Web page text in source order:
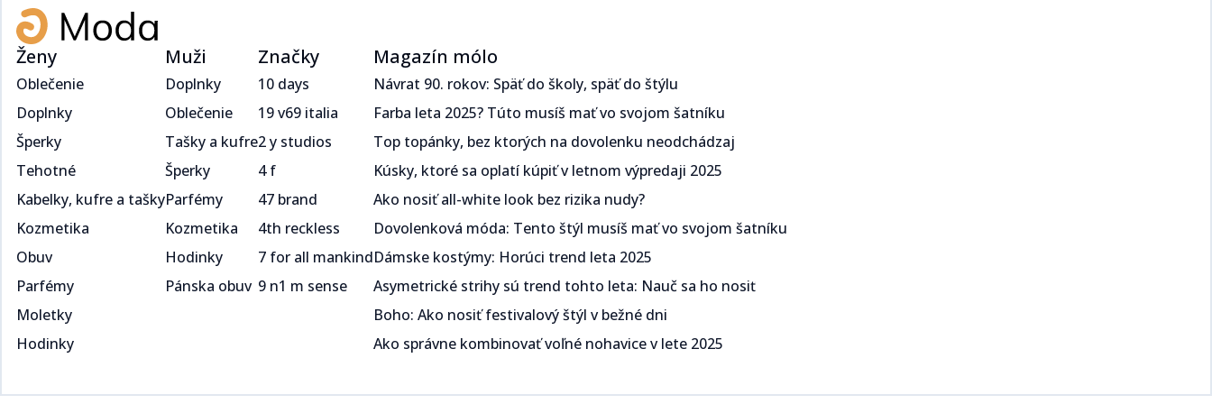
Ženy
Oblečenie
Doplnky
Šperky
Tehotné
Kabelky, kufre a tašky
Kozmetika
Obuv
Parfémy
Moletky
Hodinky
Muži
Doplnky
Oblečenie
Tašky a kufre
Šperky
Parfémy
Kozmetika
Hodinky
Pánska obuv
Značky
10 days
19 v69 italia
2 y studios
4 f
47 brand
4th reckless
7 for all mankind
9 n1 m sense
Magazín mólo
Návrat 90. rokov: Späť do školy, späť do štýlu​​​​‌ ‍ ​‍​‍‌‍ ‌ ​‍‌‍‍‌‌‍‌ ‌‍‍‌‌‍ ‍​‍​‍​ ‍‍​‍​‍‌ ​ ‌‍​‌‌‍ ‍‌‍‍‌‌ ‌​‌ ‍‌​‍ ‍‌‍‍‌‌‍ ​‍​‍​‍ ​​‍​‍‌‍‍​‌ ​‍‌‍‌‌‌‍‌‍​‍​‍​ ‍‍​‍​‍‌‍‍​‌ ‌​‌ ‌​‌ ​​​ ‍‍​‍ ​‍ ‌‍ ​‌‍ ‌‍​ ‌‍​‌‌‍ ​‌‍‍​‌‍ ‌ ​ ‌ ‌​​ ‍‍​ ​ ​ ​​​ ​​​ ​​​‍ ‌ ​ ‌ ‌​‌ ‌‌‌‍‌​‌‍‍‌‌‍ ​‍ ‌‍‍‌‌‍ ‍‌ ‌​‌‍‌‌‌‍ ‍‌ ‌​​‍ ‌‍‌‌‌‍‌​‌‍‍‌‌ ‌​​‍ ‌‍ ‌‌‍ ‌‍‌​‌‍‌‌​ ‌‌ ​​‌ ​‍‌‍‌‌‌ ​ ‌‍‌‌‌‍ ‍‌ ‌​‌‍​‌‌ ‌​‌‍‍‌‌‍ ‌‍ ‍​ ‍ ‌‍‍‌‌‍‌​​ ‌​ ​‍‌‍​ ‌‍​ ‌‍‌​​ ‍​​ ‍​​ ‌‌​ ​‌​‍ ‌​ ‍​​ ​ ‌‍​‌​ ​‌​‍ ‌​ ‌​‌‍‌​​ ​‌​ ​‍​‍ ‌‌‍​‌‌‍​‌​ ​​​ ​​​‍ ‌​ ‍‌​ ‌ ​ ​‌‌‍​ ​ ​‌​ ​‌‌‍​‍‌‍‌​​ ​‍‌‍‌​‌‍‌‍​ ‌ ​ ‍ ‌ ‌​‌ ‍‌‌ ​​‌‍‌‌​ ‌‌ ​​‌‍ ‌ ​ ‌ ‌​​ ‍ ‌ ​​‌‍​‌‌ ‌​‌‍‍​​ ‌‌ ‌​‌‍‍‌‌ ‌​‌‍ ​‌‍‌‌​ ‌‍​‍‌‍​‌‌ ​ ‌‍‌‌‌‌‌‌‌ ​‍‌‍ ​​ ‌‌‍‍​‌ ‌​‌ ‌​‌ ​​​‍‌‌​ ​ ‌​​‌​‍‌‌​ ​‍‌​‌‍​‍‌‌​ ​‍‌​‌‍‌‍ ​‌‍ ‌‍​ ‌‍​‌‌‍ ​‌‍‍​‌‍ ‌ ​ ‌ ‌​​‍‌‌​ ​ ‌​​‌​ ​ ​ ​​​ ​​​ ​​​‍‌‌​ ​‍‌​‌‍‌ ​ ‌ ‌​‌ ‌‌‌‍‌​‌‍‍‌‌‍ ​‍‌‍‌‍‍‌‌‍‌​​ ‌​ ​‍‌‍​ ‌‍​ ‌‍‌​​ ‍​​ ‍​​ ‌‌​ ​‌​‍ ‌​ ‍​​ ​ ‌‍​‌​ ​‌​‍ ‌​ ‌​‌‍‌​​ ​‌​ ​‍​‍ ‌‌‍​‌‌‍​‌​ ​​​ ​​​‍ ‌​ ‍‌​ ‌ ​ ​‌‌‍​ ​ ​‌​ ​‌‌‍​‍‌‍‌​​ ​‍‌‍‌​‌‍‌‍​ ‌ ​‍‌‍‌ ‌​‌ ‍‌‌ ​​‌‍‌‌​ ‌‌ ​​‌‍ ‌ ​ ‌ ‌​​‍‌‍‌ ​​‌‍​‌‌ ‌​‌‍‍​​ ‌‌ ‌​‌‍‍‌‌ ‌​‌‍ ​‌‍‌‌​‍‌‍‌ ​​‌‍‌‌‌ ​‍‌ ​ ‌ ​​‌‍‌‌‌‍​ ‌ ‌​‌‍‍‌‌ ‌‍‌‍‌‌​ ‌‌ ​​‌ ‌‌‌‍​‍‌‍ ​‌‍‍‌‌ ​ ‌‍‍​‌‍‌‌‌‍‌​​‍​‍‌ ‌
Farba leta 2025? Túto musíš mať vo svojom šatníku ​​​​‌ ‍ ​‍​‍‌‍ ‌ ​‍‌‍‍‌‌‍‌ ‌‍‍‌‌‍ ‍​‍​‍​ ‍‍​‍​‍‌ ​ ‌‍​‌‌‍ ‍‌‍‍‌‌ ‌​‌ ‍‌​‍ ‍‌‍‍‌‌‍ ​‍​‍​‍ ​​‍​‍‌‍‍​‌ ​‍‌‍‌‌‌‍‌‍​‍​‍​ ‍‍​‍​‍‌‍‍​‌ ‌​‌ ‌​‌ ​​​ ‍‍​‍ ​‍ ‌‍ ​‌‍ ‌‍​ ‌‍​‌‌‍ ​‌‍‍​‌‍ ‌ ​ ‌ ‌​​ ‍‍​ ​ ​ ​​​ ​​​ ​​​‍ ‌ ​ ‌ ‌​‌ ‌‌‌‍‌​‌‍‍‌‌‍ ​‍ ‌‍‍‌‌‍ ‍‌ ‌​‌‍‌‌‌‍ ‍‌ ‌​​‍ ‌‍‌‌‌‍‌​‌‍‍‌‌ ‌​​‍ ‌‍ ‌‌‍ ‌‍‌​‌‍‌‌​ ‌‌ ​​‌ ​‍‌‍‌‌‌ ​ ‌‍‌‌‌‍ ‍‌ ‌​‌‍​‌‌ ‌​‌‍‍‌‌‍ ‌‍ ‍​ ‍ ‌‍‍‌‌‍‌​​ ‌​ ​‌‌‍​‌​ ‌​​ ‌‍​ ​​‌‍​‌​ ​‍‌‍​‍​‍ ‌​ ‍​‌‍​‍‌‍​‍‌‍‌‍​‍ ‌​ ‌​‌‍‌‍​ ​​​ ​‍​‍ ‌‌‍​‌‌‍​‍​ ‌ ‌‍‌‍​‍ ‌‌‍‌‍​ ‍‌‌‍​ ‌‍​‍​ ‍‌​ ‍‌‌‍‌‌​ ​​‌‍‌‍​ ​ ‌‍‌​​ ​‍​ ‍ ‌ ‌​‌ ‍‌‌ ​​‌‍‌‌​ ‌‌ ​​‌‍ ‌ ​ ‌ ‌​​ ‍ ‌ ​​‌‍​‌‌ ‌​‌‍‍​​ ‌‌ ‌​‌‍‍‌‌ ‌​‌‍ ​‌‍‌‌​ ‌‍​‍‌‍​‌‌ ​ ‌‍‌‌‌‌‌‌‌ ​‍‌‍ ​​ ‌‌‍‍​‌ ‌​‌ ‌​‌ ​​​‍‌‌​ ​ ‌​​‌​‍‌‌​ ​‍‌​‌‍​‍‌‌​ ​‍‌​‌‍‌‍ ​‌‍ ‌‍​ ‌‍​‌‌‍ ​‌‍‍​‌‍ ‌ ​ ‌ ‌​​‍‌‌​ ​ ‌​​‌​ ​ ​ ​​​ ​​​ ​​​‍‌‌​ ​‍‌​‌‍‌ ​ ‌ ‌​‌ ‌‌‌‍‌​‌‍‍‌‌‍ ​‍‌‍‌‍‍‌‌‍‌​​ ‌​ ​‌‌‍​‌​ ‌​​ ‌‍​ ​​‌‍​‌​ ​‍‌‍​‍​‍ ‌​ ‍​‌‍​‍‌‍​‍‌‍‌‍​‍ ‌​ ‌​‌‍‌‍​ ​​​ ​‍​‍ ‌‌‍​‌‌‍​‍​ ‌ ‌‍‌‍​‍ ‌‌‍‌‍​ ‍‌‌‍​ ‌‍​‍​ ‍‌​ ‍‌‌‍‌‌​ ​​‌‍‌‍​ ​ ‌‍‌​​ ​‍​‍‌‍‌ ‌​‌ ‍‌‌ ​​‌‍‌‌​ ‌‌ ​​‌‍ ‌ ​ ‌ ‌​​‍‌‍‌ ​​‌‍​‌‌ ‌​‌‍‍​​ ‌‌ ‌​‌‍‍‌‌ ‌​‌‍ ​‌‍‌‌​‍‌‍‌ ​​‌‍‌‌‌ ​‍‌ ​ ‌ ​​‌‍‌‌‌‍​ ‌ ‌​‌‍‍‌‌ ‌‍‌‍‌‌​ ‌‌ ​​‌ ‌‌‌‍​‍‌‍ ​‌‍‍‌‌ ​ ‌‍‍​‌‍‌‌‌‍‌​​‍​‍‌ ‌
Top topánky, bez ktorých na dovolenku neodchádzaj​​​​‌ ‍ ​‍​‍‌‍ ‌ ​‍‌‍‍‌‌‍‌ ‌‍‍‌‌‍ ‍​‍​‍​ ‍‍​‍​‍‌ ​ ‌‍​‌‌‍ ‍‌‍‍‌‌ ‌​‌ ‍‌​‍ ‍‌‍‍‌‌‍ ​‍​‍​‍ ​​‍​‍‌‍‍​‌ ​‍‌‍‌‌‌‍‌‍​‍​‍​ ‍‍​‍​‍‌‍‍​‌ ‌​‌ ‌​‌ ​​​ ‍‍​‍ ​‍ ‌‍ ​‌‍ ‌‍​ ‌‍​‌‌‍ ​‌‍‍​‌‍ ‌ ​ ‌ ‌​​ ‍‍​ ​ ​ ​​​ ​​​ ​​​‍ ‌ ​ ‌ ‌​‌ ‌‌‌‍‌​‌‍‍‌‌‍ ​‍ ‌‍‍‌‌‍ ‍‌ ‌​‌‍‌‌‌‍ ‍‌ ‌​​‍ ‌‍‌‌‌‍‌​‌‍‍‌‌ ‌​​‍ ‌‍ ‌‌‍ ‌‍‌​‌‍‌‌​ ‌‌ ​​‌ ​‍‌‍‌‌‌ ​ ‌‍‌‌‌‍ ‍‌ ‌​‌‍​‌‌ ‌​‌‍‍‌‌‍ ‌‍ ‍​ ‍ ‌‍‍‌‌‍‌​​ ‌​ ​‌​ ‍‌​ ​‍‌‍​ ​ ‌ ​ ​‌​ ‌‌​ ​‍​‍ ‌‌‍​‌‌‍​‌​ ‍​‌‍​‍​‍ ‌​ ‌​​ ‌‌​ ‍‌‌‍‌‍​‍ ‌‌‍​‌​ ‍​​ ‌ ​ ‍​​‍ ‌​ ‍‌​ ‌ ​ ​​​ ‍‌‌‍​ ​ ‍​​ ‍‌​ ​‍​ ​​‌‍‌‍‌‍​‍‌‍‌‌​ ‍ ‌ ‌​‌ ‍‌‌ ​​‌‍‌‌​ ‌‌ ​​‌‍ ‌ ​ ‌ ‌​​ ‍ ‌ ​​‌‍​‌‌ ‌​‌‍‍​​ ‌‌ ‌​‌‍‍‌‌ ‌​‌‍ ​‌‍‌‌​ ‌‍​‍‌‍​‌‌ ​ ‌‍‌‌‌‌‌‌‌ ​‍‌‍ ​​ ‌‌‍‍​‌ ‌​‌ ‌​‌ ​​​‍‌‌​ ​ ‌​​‌​‍‌‌​ ​‍‌​‌‍​‍‌‌​ ​‍‌​‌‍‌‍ ​‌‍ ‌‍​ ‌‍​‌‌‍ ​‌‍‍​‌‍ ‌ ​ ‌ ‌​​‍‌‌​ ​ ‌​​‌​ ​ ​ ​​​ ​​​ ​​​‍‌‌​ ​‍‌​‌‍‌ ​ ‌ ‌​‌ ‌‌‌‍‌​‌‍‍‌‌‍ ​‍‌‍‌‍‍‌‌‍‌​​ ‌​ ​‌​ ‍‌​ ​‍‌‍​ ​ ‌ ​ ​‌​ ‌‌​ ​‍​‍ ‌‌‍​‌‌‍​‌​ ‍​‌‍​‍​‍ ‌​ ‌​​ ‌‌​ ‍‌‌‍‌‍​‍ ‌‌‍​‌​ ‍​​ ‌ ​ ‍​​‍ ‌​ ‍‌​ ‌ ​ ​​​ ‍‌‌‍​ ​ ‍​​ ‍‌​ ​‍​ ​​‌‍‌‍‌‍​‍‌‍‌‌​‍‌‍‌ ‌​‌ ‍‌‌ ​​‌‍‌‌​ ‌‌ ​​‌‍ ‌ ​ ‌ ‌​​‍‌‍‌ ​​‌‍​‌‌ ‌​‌‍‍​​ ‌‌ ‌​‌‍‍‌‌ ‌​‌‍ ​‌‍‌‌​‍‌‍‌ ​​‌‍‌‌‌ ​‍‌ ​ ‌ ​​‌‍‌‌‌‍​ ‌ ‌​‌‍‍‌‌ ‌‍‌‍‌‌​ ‌‌ ​​‌ ‌‌‌‍​‍‌‍ ​‌‍‍‌‌ ​ ‌‍‍​‌‍‌‌‌‍‌​​‍​‍‌ ‌
Kúsky, ktoré sa oplatí kúpiť v letnom výpredaji 2025​​​​‌ ‍ ​‍​‍‌‍ ‌ ​‍‌‍‍‌‌‍‌ ‌‍‍‌‌‍ ‍​‍​‍​ ‍‍​‍​‍‌ ​ ‌‍​‌‌‍ ‍‌‍‍‌‌ ‌​‌ ‍‌​‍ ‍‌‍‍‌‌‍ ​‍​‍​‍ ​​‍​‍‌‍‍​‌ ​‍‌‍‌‌‌‍‌‍​‍​‍​ ‍‍​‍​‍‌‍‍​‌ ‌​‌ ‌​‌ ​​​ ‍‍​‍ ​‍ ‌‍ ​‌‍ ‌‍​ ‌‍​‌‌‍ ​‌‍‍​‌‍ ‌ ​ ‌ ‌​​ ‍‍​ ​ ​ ​​​ ​​​ ​​​‍ ‌ ​ ‌ ‌​‌ ‌‌‌‍‌​‌‍‍‌‌‍ ​‍ ‌‍‍‌‌‍ ‍‌ ‌​‌‍‌‌‌‍ ‍‌ ‌​​‍ ‌‍‌‌‌‍‌​‌‍‍‌‌ ‌​​‍ ‌‍ ‌‌‍ ‌‍‌​‌‍‌‌​ ‌‌ ​​‌ ​‍‌‍‌‌‌ ​ ‌‍‌‌‌‍ ‍‌ ‌​‌‍​‌‌ ‌​‌‍‍‌‌‍ ‌‍ ‍​ ‍ ‌‍‍‌‌‍‌​​ ‌‌‍​‌‌‍​‍​ ​ ​ ‌​‌‍‌​‌‍‌‌​ ​ ‌‍‌​​‍ ‌​ ‍‌​ ​‌​ ‍‌​ ​‍​‍ ‌​ ‌​‌‍​‌​ ​‌​ ‍​​‍ ‌‌‍​‌​ ‌‌​ ‍​‌‍‌‌​‍ ‌‌‍‌‍​ ‌‌‌‍​‌‌‍​‌​ ​‌‌‍​ ​ ‍‌​ ‌ ‌‍‌​‌‍​‌​ ​​‌‍​ ​ ‍ ‌ ‌​‌ ‍‌‌ ​​‌‍‌‌​ ‌‌ ​​‌‍ ‌ ​ ‌ ‌​​ ‍ ‌ ​​‌‍​‌‌ ‌​‌‍‍​​ ‌‌ ‌​‌‍‍‌‌ ‌​‌‍ ​‌‍‌‌​ ‌‍​‍‌‍​‌‌ ​ ‌‍‌‌‌‌‌‌‌ ​‍‌‍ ​​ ‌‌‍‍​‌ ‌​‌ ‌​‌ ​​​‍‌‌​ ​ ‌​​‌​‍‌‌​ ​‍‌​‌‍​‍‌‌​ ​‍‌​‌‍‌‍ ​‌‍ ‌‍​ ‌‍​‌‌‍ ​‌‍‍​‌‍ ‌ ​ ‌ ‌​​‍‌‌​ ​ ‌​​‌​ ​ ​ ​​​ ​​​ ​​​‍‌‌​ ​‍‌​‌‍‌ ​ ‌ ‌​‌ ‌‌‌‍‌​‌‍‍‌‌‍ ​‍‌‍‌‍‍‌‌‍‌​​ ‌‌‍​‌‌‍​‍​ ​ ​ ‌​‌‍‌​‌‍‌‌​ ​ ‌‍‌​​‍ ‌​ ‍‌​ ​‌​ ‍‌​ ​‍​‍ ‌​ ‌​‌‍​‌​ ​‌​ ‍​​‍ ‌‌‍​‌​ ‌‌​ ‍​‌‍‌‌​‍ ‌‌‍‌‍​ ‌‌‌‍​‌‌‍​‌​ ​‌‌‍​ ​ ‍‌​ ‌ ‌‍‌​‌‍​‌​ ​​‌‍​ ​‍‌‍‌ ‌​‌ ‍‌‌ ​​‌‍‌‌​ ‌‌ ​​‌‍ ‌ ​ ‌ ‌​​‍‌‍‌ ​​‌‍​‌‌ ‌​‌‍‍​​ ‌‌ ‌​‌‍‍‌‌ ‌​‌‍ ​‌‍‌‌​‍‌‍‌ ​​‌‍‌‌‌ ​‍‌ ​ ‌ ​​‌‍‌‌‌‍​ ‌ ‌​‌‍‍‌‌ ‌‍‌‍‌‌​ ‌‌ ​​‌ ‌‌‌‍​‍‌‍ ​‌‍‍‌‌ ​ ‌‍‍​‌‍‌‌‌‍‌​​‍​‍‌ ‌
Ako nosiť all-white look bez rizika nudy?​​​​‌ ‍ ​‍​‍‌‍ ‌ ​‍‌‍‍‌‌‍‌ ‌‍‍‌‌‍ ‍​‍​‍​ ‍‍​‍​‍‌ ​ ‌‍​‌‌‍ ‍‌‍‍‌‌ ‌​‌ ‍‌​‍ ‍‌‍‍‌‌‍ ​‍​‍​‍ ​​‍​‍‌‍‍​‌ ​‍‌‍‌‌‌‍‌‍​‍​‍​ ‍‍​‍​‍‌‍‍​‌ ‌​‌ ‌​‌ ​​​ ‍‍​‍ ​‍ ‌‍ ​‌‍ ‌‍​ ‌‍​‌‌‍ ​‌‍‍​‌‍ ‌ ​ ‌ ‌​​ ‍‍​ ​ ​ ​​​ ​​​ ​​​‍ ‌ ​ ‌ ‌​‌ ‌‌‌‍‌​‌‍‍‌‌‍ ​‍ ‌‍‍‌‌‍ ‍‌ ‌​‌‍‌‌‌‍ ‍‌ ‌​​‍ ‌‍‌‌‌‍‌​‌‍‍‌‌ ‌​​‍ ‌‍ ‌‌‍ ‌‍‌​‌‍‌‌​ ‌‌ ​​‌ ​‍‌‍‌‌‌ ​ ‌‍‌‌‌‍ ‍‌ ‌​‌‍​‌‌ ‌​‌‍‍‌‌‍ ‌‍ ‍​ ‍ ‌‍‍‌‌‍‌​​ ‌‌‍‌‍​ ‌‌​ ‍‌​ ‍‌​ ‍​​ ‌‌‌‍‌‍​ ​ ​‍ ‌​ ‍‌‌‍​ ​ ​ ‌‍​‌​‍ ‌​ ‌​‌‍‌‌​ ‌​​ ​​​‍ ‌​ ‍​​ ‌ ​ ​‍‌‍‌‌​‍ ‌​ ‌​​ ​‌‌‍‌​‌‍‌‌‌‍‌‌‌‍​‍‌‍‌‌​ ​‌​ ‍‌‌‍‌‌​ ‌‍​ ‌ ​ ‍ ‌ ‌​‌ ‍‌‌ ​​‌‍‌‌​ ‌‌ ​​‌‍ ‌ ​ ‌ ‌​​ ‍ ‌ ​​‌‍​‌‌ ‌​‌‍‍​​ ‌‌ ‌​‌‍‍‌‌ ‌​‌‍ ​‌‍‌‌​ ‌‍​‍‌‍​‌‌ ​ ‌‍‌‌‌‌‌‌‌ ​‍‌‍ ​​ ‌‌‍‍​‌ ‌​‌ ‌​‌ ​​​‍‌‌​ ​ ‌​​‌​‍‌‌​ ​‍‌​‌‍​‍‌‌​ ​‍‌​‌‍‌‍ ​‌‍ ‌‍​ ‌‍​‌‌‍ ​‌‍‍​‌‍ ‌ ​ ‌ ‌​​‍‌‌​ ​ ‌​​‌​ ​ ​ ​​​ ​​​ ​​​‍‌‌​ ​‍‌​‌‍‌ ​ ‌ ‌​‌ ‌‌‌‍‌​‌‍‍‌‌‍ ​‍‌‍‌‍‍‌‌‍‌​​ ‌‌‍‌‍​ ‌‌​ ‍‌​ ‍‌​ ‍​​ ‌‌‌‍‌‍​ ​ ​‍ ‌​ ‍‌‌‍​ ​ ​ ‌‍​‌​‍ ‌​ ‌​‌‍‌‌​ ‌​​ ​​​‍ ‌​ ‍​​ ‌ ​ ​‍‌‍‌‌​‍ ‌​ ‌​​ ​‌‌‍‌​‌‍‌‌‌‍‌‌‌‍​‍‌‍‌‌​ ​‌​ ‍‌‌‍‌‌​ ‌‍​ ‌ ​‍‌‍‌ ‌​‌ ‍‌‌ ​​‌‍‌‌​ ‌‌ ​​‌‍ ‌ ​ ‌ ‌​​‍‌‍‌ ​​‌‍​‌‌ ‌​‌‍‍​​ ‌‌ ‌​‌‍‍‌‌ ‌​‌‍ ​‌‍‌‌​‍‌‍‌ ​​‌‍‌‌‌ ​‍‌ ​ ‌ ​​‌‍‌‌‌‍​ ‌ ‌​‌‍‍‌‌ ‌‍‌‍‌‌​ ‌‌ ​​‌ ‌‌‌‍​‍‌‍ ​‌‍‍‌‌ ​ ‌‍‍​‌‍‌‌‌‍‌​​‍​‍‌ ‌
Dovolenková móda: Tento štýl musíš mať vo svojom šatníku ​​​​‌ ‍ ​‍​‍‌‍ ‌ ​‍‌‍‍‌‌‍‌ ‌‍‍‌‌‍ ‍​‍​‍​ ‍‍​‍​‍‌ ​ ‌‍​‌‌‍ ‍‌‍‍‌‌ ‌​‌ ‍‌​‍ ‍‌‍‍‌‌‍ ​‍​‍​‍ ​​‍​‍‌‍‍​‌ ​‍‌‍‌‌‌‍‌‍​‍​‍​ ‍‍​‍​‍‌‍‍​‌ ‌​‌ ‌​‌ ​​​ ‍‍​‍ ​‍ ‌‍ ​‌‍ ‌‍​ ‌‍​‌‌‍ ​‌‍‍​‌‍ ‌ ​ ‌ ‌​​ ‍‍​ ​ ​ ​​​ ​​​ ​​​‍ ‌ ​ ‌ ‌​‌ ‌‌‌‍‌​‌‍‍‌‌‍ ​‍ ‌‍‍‌‌‍ ‍‌ ‌​‌‍‌‌‌‍ ‍‌ ‌​​‍ ‌‍‌‌‌‍‌​‌‍‍‌‌ ‌​​‍ ‌‍ ‌‌‍ ‌‍‌​‌‍‌‌​ ‌‌ ​​‌ ​‍‌‍‌‌‌ ​ ‌‍‌‌‌‍ ‍‌ ‌​‌‍​‌‌ ‌​‌‍‍‌‌‍ ‌‍ ‍​ ‍ ‌‍‍‌‌‍‌​​ ‌​ ​​​ ‌‌​ ​​‌‍‌‌​ ‍​‌‍‌​​ ​​‌‍‌‌​‍ ‌​ ​​​ ‍‌​ ‌ ​ ‍​​‍ ‌​ ‌​​ ​ ‌‍​ ​ ‌​​‍ ‌​ ‍‌‌‍​‌​ ‍‌​ ​​​‍ ‌​ ‍​​ ​‌​ ‍​​ ​‍​ ​​‌‍‌‌​ ​ ​ ​‌​ ​ ‌‍​ ​ ‍​​ ​‍​ ‍ ‌ ‌​‌ ‍‌‌ ​​‌‍‌‌​ ‌‌ ​​‌‍ ‌ ​ ‌ ‌​​ ‍ ‌ ​​‌‍​‌‌ ‌​‌‍‍​​ ‌‌ ‌​‌‍‍‌‌ ‌​‌‍ ​‌‍‌‌​ ‌‍​‍‌‍​‌‌ ​ ‌‍‌‌‌‌‌‌‌ ​‍‌‍ ​​ ‌‌‍‍​‌ ‌​‌ ‌​‌ ​​​‍‌‌​ ​ ‌​​‌​‍‌‌​ ​‍‌​‌‍​‍‌‌​ ​‍‌​‌‍‌‍ ​‌‍ ‌‍​ ‌‍​‌‌‍ ​‌‍‍​‌‍ ‌ ​ ‌ ‌​​‍‌‌​ ​ ‌​​‌​ ​ ​ ​​​ ​​​ ​​​‍‌‌​ ​‍‌​‌‍‌ ​ ‌ ‌​‌ ‌‌‌‍‌​‌‍‍‌‌‍ ​‍‌‍‌‍‍‌‌‍‌​​ ‌​ ​​​ ‌‌​ ​​‌‍‌‌​ ‍​‌‍‌​​ ​​‌‍‌‌​‍ ‌​ ​​​ ‍‌​ ‌ ​ ‍​​‍ ‌​ ‌​​ ​ ‌‍​ ​ ‌​​‍ ‌​ ‍‌‌‍​‌​ ‍‌​ ​​​‍ ‌​ ‍​​ ​‌​ ‍​​ ​‍​ ​​‌‍‌‌​ ​ ​ ​‌​ ​ ‌‍​ ​ ‍​​ ​‍​‍‌‍‌ ‌​‌ ‍‌‌ ​​‌‍‌‌​ ‌‌ ​​‌‍ ‌ ​ ‌ ‌​​‍‌‍‌ ​​‌‍​‌‌ ‌​‌‍‍​​ ‌‌ ‌​‌‍‍‌‌ ‌​‌‍ ​‌‍‌‌​‍‌‍‌ ​​‌‍‌‌‌ ​‍‌ ​ ‌ ​​‌‍‌‌‌‍​ ‌ ‌​‌‍‍‌‌ ‌‍‌‍‌‌​ ‌‌ ​​‌ ‌‌‌‍​‍‌‍ ​‌‍‍‌‌ ​ ‌‍‍​‌‍‌‌‌‍‌​​‍​‍‌ ‌
Dámske kostýmy: Horúci trend leta 2025 ​​​​‌ ‍ ​‍​‍‌‍ ‌ ​‍‌‍‍‌‌‍‌ ‌‍‍‌‌‍ ‍​‍​‍​ ‍‍​‍​‍‌ ​ ‌‍​‌‌‍ ‍‌‍‍‌‌ ‌​‌ ‍‌​‍ ‍‌‍‍‌‌‍ ​‍​‍​‍ ​​‍​‍‌‍‍​‌ ​‍‌‍‌‌‌‍‌‍​‍​‍​ ‍‍​‍​‍‌‍‍​‌ ‌​‌ ‌​‌ ​​​ ‍‍​‍ ​‍ ‌‍ ​‌‍ ‌‍​ ‌‍​‌‌‍ ​‌‍‍​‌‍ ‌ ​ ‌ ‌​​ ‍‍​ ​ ​ ​​​ ​​​ ​​​‍ ‌ ​ ‌ ‌​‌ ‌‌‌‍‌​‌‍‍‌‌‍ ​‍ ‌‍‍‌‌‍ ‍‌ ‌​‌‍‌‌‌‍ ‍‌ ‌​​‍ ‌‍‌‌‌‍‌​‌‍‍‌‌ ‌​​‍ ‌‍ ‌‌‍ ‌‍‌​‌‍‌‌​ ‌‌ ​​‌ ​‍‌‍‌‌‌ ​ ‌‍‌‌‌‍ ‍‌ ‌​‌‍​‌‌ ‌​‌‍‍‌‌‍ ‌‍ ‍​ ‍ ‌‍‍‌‌‍‌​​ ‌​ ​‌​ ‍​​ ‍‌​ ​‌​ ‌​​ ‌‍‌‍‌​‌‍‌​​‍ ‌‌‍‌‌​ ‌ ​ ‌‌​ ‌​​‍ ‌​ ‌​​ ​‍​ ‌‍‌‍‌‍​‍ ‌​ ‍​​ ‌​‌‍‌‍​ ‌ ​‍ ‌​ ​‌‌‍‌​​ ‍‌​ ‌‌‌‍‌‍​ ​ ​ ​ ​ ​‍​ ​​​ ‌‌‌‍‌‍‌‍‌‍​ ‍ ‌ ‌​‌ ‍‌‌ ​​‌‍‌‌​ ‌‌ ​​‌‍ ‌ ​ ‌ ‌​​ ‍ ‌ ​​‌‍​‌‌ ‌​‌‍‍​​ ‌‌ ‌​‌‍‍‌‌ ‌​‌‍ ​‌‍‌‌​ ‌‍​‍‌‍​‌‌ ​ ‌‍‌‌‌‌‌‌‌ ​‍‌‍ ​​ ‌‌‍‍​‌ ‌​‌ ‌​‌ ​​​‍‌‌​ ​ ‌​​‌​‍‌‌​ ​‍‌​‌‍​‍‌‌​ ​‍‌​‌‍‌‍ ​‌‍ ‌‍​ ‌‍​‌‌‍ ​‌‍‍​‌‍ ‌ ​ ‌ ‌​​‍‌‌​ ​ ‌​​‌​ ​ ​ ​​​ ​​​ ​​​‍‌‌​ ​‍‌​‌‍‌ ​ ‌ ‌​‌ ‌‌‌‍‌​‌‍‍‌‌‍ ​‍‌‍‌‍‍‌‌‍‌​​ ‌​ ​‌​ ‍​​ ‍‌​ ​‌​ ‌​​ ‌‍‌‍‌​‌‍‌​​‍ ‌‌‍‌‌​ ‌ ​ ‌‌​ ‌​​‍ ‌​ ‌​​ ​‍​ ‌‍‌‍‌‍​‍ ‌​ ‍​​ ‌​‌‍‌‍​ ‌ ​‍ ‌​ ​‌‌‍‌​​ ‍‌​ ‌‌‌‍‌‍​ ​ ​ ​ ​ ​‍​ ​​​ ‌‌‌‍‌‍‌‍‌‍​‍‌‍‌ ‌​‌ ‍‌‌ ​​‌‍‌‌​ ‌‌ ​​‌‍ ‌ ​ ‌ ‌​​‍‌‍‌ ​​‌‍​‌‌ ‌​‌‍‍​​ ‌‌ ‌​‌‍‍‌‌ ‌​‌‍ ​‌‍‌‌​‍‌‍‌ ​​‌‍‌‌‌ ​‍‌ ​ ‌ ​​‌‍‌‌‌‍​ ‌ ‌​‌‍‍‌‌ ‌‍‌‍‌‌​ ‌‌ ​​‌ ‌‌‌‍​‍‌‍ ​‌‍‍‌‌ ​ ‌‍‍​‌‍‌‌‌‍‌​​‍​‍‌ ‌
Asymetrické strihy sú trend tohto leta: Nauč sa ho nosiť​​​​‌ ‍ ​‍​‍‌‍ ‌ ​‍‌‍‍‌‌‍‌ ‌‍‍‌‌‍ ‍​‍​‍​ ‍‍​‍​‍‌ ​ ‌‍​‌‌‍ ‍‌‍‍‌‌ ‌​‌ ‍‌​‍ ‍‌‍‍‌‌‍ ​‍​‍​‍ ​​‍​‍‌‍‍​‌ ​‍‌‍‌‌‌‍‌‍​‍​‍​ ‍‍​‍​‍‌‍‍​‌ ‌​‌ ‌​‌ ​​​ ‍‍​‍ ​‍ ‌‍ ​‌‍ ‌‍​ ‌‍​‌‌‍ ​‌‍‍​‌‍ ‌ ​ ‌ ‌​​ ‍‍​ ​ ​ ​​​ ​​​ ​​​‍ ‌ ​ ‌ ‌​‌ ‌‌‌‍‌​‌‍‍‌‌‍ ​‍ ‌‍‍‌‌‍ ‍‌ ‌​‌‍‌‌‌‍ ‍‌ ‌​​‍ ‌‍‌‌‌‍‌​‌‍‍‌‌ ‌​​‍ ‌‍ ‌‌‍ ‌‍‌​‌‍‌‌​ ‌‌ ​​‌ ​‍‌‍‌‌‌ ​ ‌‍‌‌‌‍ ‍‌ ‌​‌‍​‌‌ ‌​‌‍‍‌‌‍ ‌‍ ‍​ ‍ ‌‍‍‌‌‍‌​​ ‌​ ‌‍​ ‌ ​ ​​‌‍‌​‌‍‌‍​ ​ ​ ​‌‌‍​‍​‍ ‌​ ​ ​ ​ ​ ​‌​ ‌‍​‍ ‌​ ‌​‌‍‌​​ ‌ ​ ‌​​‍ ‌​ ‍​​ ‌‌​ ​ ​ ‌‍​‍ ‌​ ​ ​ ‌‌​ ​​‌‍‌​​ ‌‍​ ​‌‌‍‌‌‌‍​‍‌‍​ ‌‍​‍​ ‍‌‌‍‌​​ ‍ ‌ ‌​‌ ‍‌‌ ​​‌‍‌‌​ ‌‌ ​​‌‍ ‌ ​ ‌ ‌​​ ‍ ‌ ​​‌‍​‌‌ ‌​‌‍‍​​ ‌‌ ‌​‌‍‍‌‌ ‌​‌‍ ​‌‍‌‌​ ‌‍​‍‌‍​‌‌ ​ ‌‍‌‌‌‌‌‌‌ ​‍‌‍ ​​ ‌‌‍‍​‌ ‌​‌ ‌​‌ ​​​‍‌‌​ ​ ‌​​‌​‍‌‌​ ​‍‌​‌‍​‍‌‌​ ​‍‌​‌‍‌‍ ​‌‍ ‌‍​ ‌‍​‌‌‍ ​‌‍‍​‌‍ ‌ ​ ‌ ‌​​‍‌‌​ ​ ‌​​‌​ ​ ​ ​​​ ​​​ ​​​‍‌‌​ ​‍‌​‌‍‌ ​ ‌ ‌​‌ ‌‌‌‍‌​‌‍‍‌‌‍ ​‍‌‍‌‍‍‌‌‍‌​​ ‌​ ‌‍​ ‌ ​ ​​‌‍‌​‌‍‌‍​ ​ ​ ​‌‌‍​‍​‍ ‌​ ​ ​ ​ ​ ​‌​ ‌‍​‍ ‌​ ‌​‌‍‌​​ ‌ ​ ‌​​‍ ‌​ ‍​​ ‌‌​ ​ ​ ‌‍​‍ ‌​ ​ ​ ‌‌​ ​​‌‍‌​​ ‌‍​ ​‌‌‍‌‌‌‍​‍‌‍​ ‌‍​‍​ ‍‌‌‍‌​​‍‌‍‌ ‌​‌ ‍‌‌ ​​‌‍‌‌​ ‌‌ ​​‌‍ ‌ ​ ‌ ‌​​‍‌‍‌ ​​‌‍​‌‌ ‌​‌‍‍​​ ‌‌ ‌​‌‍‍‌‌ ‌​‌‍ ​‌‍‌‌​‍‌‍‌ ​​‌‍‌‌‌ ​‍‌ ​ ‌ ​​‌‍‌‌‌‍​ ‌ ‌​‌‍‍‌‌ ‌‍‌‍‌‌​ ‌‌ ​​‌ ‌‌‌‍​‍‌‍ ​‌‍‍‌‌ ​ ‌‍‍​‌‍‌‌‌‍‌​​‍​‍‌ ‌
Boho: Ako nosiť festivalový štýl v bežné dni
Ako správne kombinovať voľné nohavice v lete 2025​​​​‌ ‍ ​‍​‍‌‍ ‌ ​‍‌‍‍‌‌‍‌ ‌‍‍‌‌‍ ‍​‍​‍​ ‍‍​‍​‍‌ ​ ‌‍​‌‌‍ ‍‌‍‍‌‌ ‌​‌ ‍‌​‍ ‍‌‍‍‌‌‍ ​‍​‍​‍ ​​‍​‍‌‍‍​‌ ​‍‌‍‌‌‌‍‌‍​‍​‍​ ‍‍​‍​‍‌‍‍​‌ ‌​‌ ‌​‌ ​​​ ‍‍​‍ ​‍ ‌‍ ​‌‍ ‌‍​ ‌‍​‌‌‍ ​‌‍‍​‌‍ ‌ ​ ‌ ‌​​ ‍‍​ ​ ​ ​​​ ​​​ ​​​‍ ‌ ​ ‌ ‌​‌ ‌‌‌‍‌​‌‍‍‌‌‍ ​‍ ‌‍‍‌‌‍ ‍‌ ‌​‌‍‌‌‌‍ ‍‌ ‌​​‍ ‌‍‌‌‌‍‌​‌‍‍‌‌ ‌​​‍ ‌‍ ‌‌‍ ‌‍‌​‌‍‌‌​ ‌‌ ​​‌ ​‍‌‍‌‌‌ ​ ‌‍‌‌‌‍ ‍‌ ‌​‌‍​‌‌ ‌​‌‍‍‌‌‍ ‌‍ ‍​ ‍ ‌‍‍‌‌‍‌​​ ‌‌‍‌​​ ‍​​ ‍‌​ ​‌​ ‌‌​ ​‍​ ‌ ‌‍‌​​‍ ‌​ ‌‍​ ‍​​ ​‌​ ‍​​‍ ‌​ ‌​​ ‍‌​ ​ ​ ‌​​‍ ‌‌‍​‌‌‍‌​​ ​‍​ ‌​​‍ ‌​ ​ ​ ​ ​ ​​​ ‌‍​ ​ ​ ‌‌​ ‌ ​ ‍​​ ​‍​ ​​‌‍​‌​ ‌​​ ‍ ‌ ‌​‌ ‍‌‌ ​​‌‍‌‌​ ‌‌ ​​‌‍ ‌ ​ ‌ ‌​​ ‍ ‌ ​​‌‍​‌‌ ‌​‌‍‍​​ ‌‌ ‌​‌‍‍‌‌ ‌​‌‍ ​‌‍‌‌​ ‌‍​‍‌‍​‌‌ ​ ‌‍‌‌‌‌‌‌‌ ​‍‌‍ ​​ ‌‌‍‍​‌ ‌​‌ ‌​‌ ​​​‍‌‌​ ​ ‌​​‌​‍‌‌​ ​‍‌​‌‍​‍‌‌​ ​‍‌​‌‍‌‍ ​‌‍ ‌‍​ ‌‍​‌‌‍ ​‌‍‍​‌‍ ‌ ​ ‌ ‌​​‍‌‌​ ​ ‌​​‌​ ​ ​ ​​​ ​​​ ​​​‍‌‌​ ​‍‌​‌‍‌ ​ ‌ ‌​‌ ‌‌‌‍‌​‌‍‍‌‌‍ ​‍‌‍‌‍‍‌‌‍‌​​ ‌‌‍‌​​ ‍​​ ‍‌​ ​‌​ ‌‌​ ​‍​ ‌ ‌‍‌​​‍ ‌​ ‌‍​ ‍​​ ​‌​ ‍​​‍ ‌​ ‌​​ ‍‌​ ​ ​ ‌​​‍ ‌‌‍​‌‌‍‌​​ ​‍​ ‌​​‍ ‌​ ​ ​ ​ ​ ​​​ ‌‍​ ​ ​ ‌‌​ ‌ ​ ‍​​ ​‍​ ​​‌‍​‌​ ‌​​‍‌‍‌ ‌​‌ ‍‌‌ ​​‌‍‌‌​ ‌‌ ​​‌‍ ‌ ​ ‌ ‌​​‍‌‍‌ ​​‌‍​‌‌ ‌​‌‍‍​​ ‌‌ ‌​‌‍‍‌‌ ‌​‌‍ ​‌‍‌‌​‍‌‍‌ ​​‌‍‌‌‌ ​‍‌ ​ ‌ ​​‌‍‌‌‌‍​ ‌ ‌​‌‍‍‌‌ ‌‍‌‍‌‌​ ‌‌ ​​‌ ‌‌‌‍​‍‌‍ ​‌‍‍‌‌ ​ ‌‍‍​‌‍‌‌‌‍‌​​‍​‍‌ ‌